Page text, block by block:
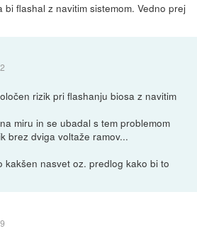
bi flashal z navitim sistemom. Vedno prej
rizik pri flashanju biosa z navitim
miru in se ubadal s tem problemom
brez dviga voltaže ramov...
kakšen nasvet oz. predlog kako bi to